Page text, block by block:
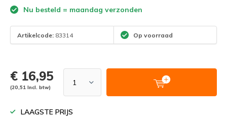
Nu besteld = maandag verzonden
Artikelcode: 83314 Op voorraad
€ 16,95
(20,51 Incl. btw)
LAAGSTE PRIJS